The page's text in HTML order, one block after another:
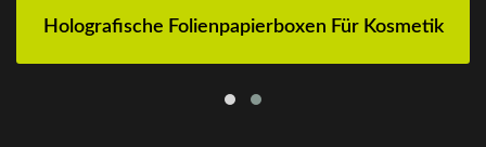
Holografische Folienpapierboxen Für Kosmetik